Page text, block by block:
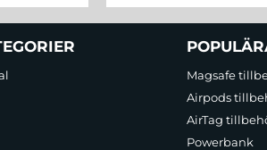
Magsafe
Airpods
AirTag
Powerbank